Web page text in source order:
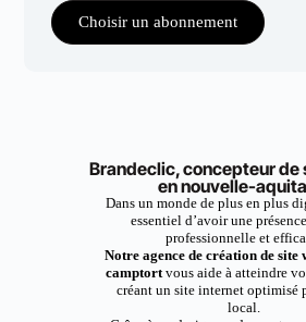
Choisir un abonnement
Brandeclic, concepteur de
en nouvelle-
Dans un monde de plus en plus
essentiel d’avoir une
professionnelle et
Notre agence de création de site
camptortvous aide à atteindre
créant un site internet optimisé
local.